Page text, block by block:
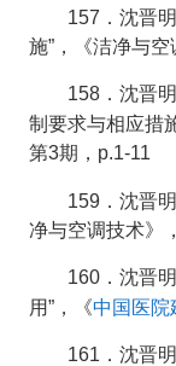
157．沈晋
施”，《洁净与
158．沈晋
制要求与相应措
第3期，p.1-11
159．沈晋
净与空调技术》
160．沈晋
用”，《中国医院
161．沈晋